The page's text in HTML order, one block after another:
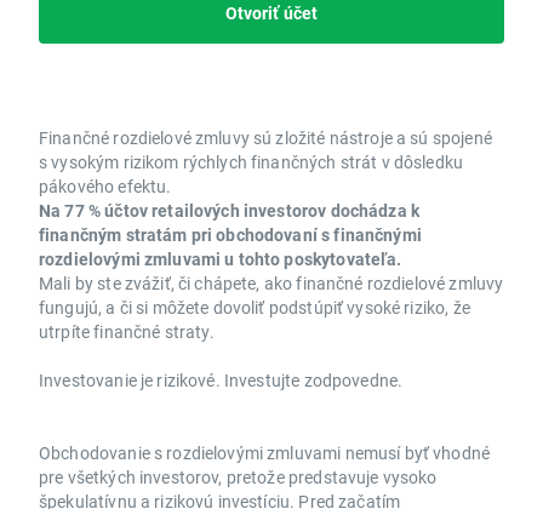
Otvoriť účet
Finančné rozdielové zmluvy sú zložité nástroje a sú spojené
s vysokým rizikom rýchlych finančných strát v dôsledku
pákového efektu.
Na 77 % účtov retailových investorov dochádza k
finančným stratám pri obchodovaní s finančnými
rozdielovými zmluvami u tohto poskytovateľa.
Mali by ste zvážiť, či chápete, ako finančné rozdielové zmluvy
fungujú, a či si môžete dovoliť podstúpiť vysoké riziko, že
utrpíte finančné straty.
Investovanie je rizikové. Investujte zodpovedne.
Obchodovanie s rozdielovými zmluvami nemusí byť vhodné
pre všetkých investorov, pretože predstavuje vysoko
špekulatívnu a rizikovú investíciu. Pred začatím